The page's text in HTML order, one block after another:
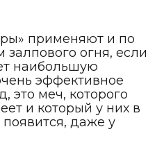
применяют и по
огня, если
наибольшую
эффективное
это меч, которого
и который у них в
даже у